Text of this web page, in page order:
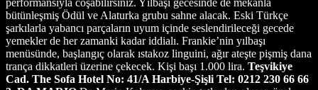
bütünleşmiş Ödül ve Alaturka grubu sahne alacak. Eski Türkçe
şarkılarla yabancı parçaların uyum içinde seslendirileceği gecede
yemekler de her zamanki kadar iddialı. Frankie’nin yılbaşı
menüsünde, başlangıç olarak ıstakoz linguini, ağır ateşte pişmiş dana
trança dikkatleri üzerine çekecek. Kişi başı 1.000 lira. Teşvikiye
Cad. The Sofa Hotel No: 41/A Harbiye-Şişli Tel: 0212 230 66 66